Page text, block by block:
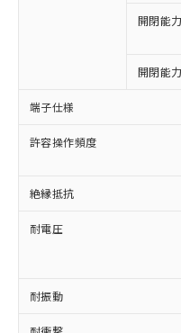
開閉能
開閉能
端子仕様
許容操作頻度
絶縁抵抗
耐電圧
耐振動
商品の当社
(税抜)を提
当社制御機
本サービス
ことをご了
在庫状況お
記載してい
タに基づき
覧された時
準価格とは
正式な納期
様のお取引
ムロン制御
オムロン制
非含有の対応状
非該当品：ライ
害物質有無と関
いたものが、含
むを得ず変更す
鉛(Pb) 1000ppm以下
六価クロム(Cr(Ⅵ))
類(PBB) 1000ppm以
(PBDE) 1000ppm以
ル) (DEHP)(別名：
ルベンジル（BBP）
（DBP） 1000ppm以
但し、RoHS指令で産
「○」：最大均
基準値以下であ
「×」：最大均
基準値を超えて
「－」：未確認
い合わせください。
*中国RoHS10物質の
Pb(鉛) :1000ppm、
ム) : 100ppm、
Cr(Ⅵ)(六価クロム) :
ニル類) : 1000ppm、
DBP(フタル酸ジブチ
イソブチル) :
DEHP(フタル酸ビス
当社は、こ
為替および
（以下｢規
または国外
国政府の輸
可)を取得
当社は規制
全に破砕す
いよう必要
当社は貴社
ル、化学兵
一定数
一定数
在庫な